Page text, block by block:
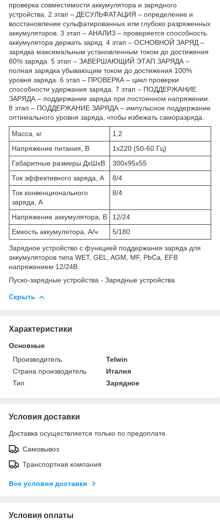
проверка совместимости аккумулятора и зарядного
устройства. 2 этап – ДЕСУЛЬФАТАЦИЯ – определение и
восстановление сульфатированных или глубоко разряженных
аккумуляторов. 3 этап – АНАЛИЗ – проверяется способность
аккумулятора держать заряд. 4 этап – ОСНОВНОЙ ЗАРЯД –
зарядка максимальным установленным током до достижения
80% заряда. 5 этап – ЗАВЕРШАЮЩИЙ ЭТАП ЗАРЯДА –
полная зарядка убывающим током до достижения 100%
уровня заряда. 6 этап – ПРОВЕРКА – цикл проверки
способности удержания заряда. 7 этап – ПОДДЕРЖАНИЕ
ЗАРЯДА – поддержание заряда при постоянном напряжении.
8 этап – ПОДДЕРЖАНИЕ ЗАРЯДА – импульсное поддержание
оптимального уровня заряда, чтобы избежать саморазряда.
Масса, кг
1,2
Напряжение питания, В
1х220 (50-60 Гц)
Габаритные размеры ДхШхВ
300х95х55
Ток эффективного заряда, А
8/4
Ток конвенционального
заряда, А
8/4
Напряжение аккумулятора, В
12/24
Емкость аккумулятора, А/ч
5/180
Зарядное устройство с функцией поддержания заряда для
аккумуляторов типа WET, GEL, AGM, MF, PbCa, EFB
напряжением 12/24В.
Пуско-зарядные устройства - Зарядные устройства
Скрыть
Характеристики
Основные
Производитель
Telwin
Страна производитель
Италия
Тип
Зарядное
Условия доставки
Доставка осуществляется только по предоплате.
Самовывоз
Транспортная компания
Все условия доставки
Условия оплаты